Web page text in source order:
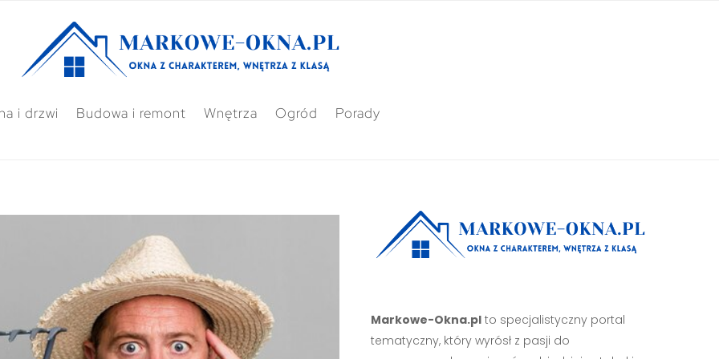
i drzwi Budowa i remont Wnętrza Ogród Porady
Markowe-Okna.plto specjalistyczny portal
tematyczny, który wyrósł z pasji do